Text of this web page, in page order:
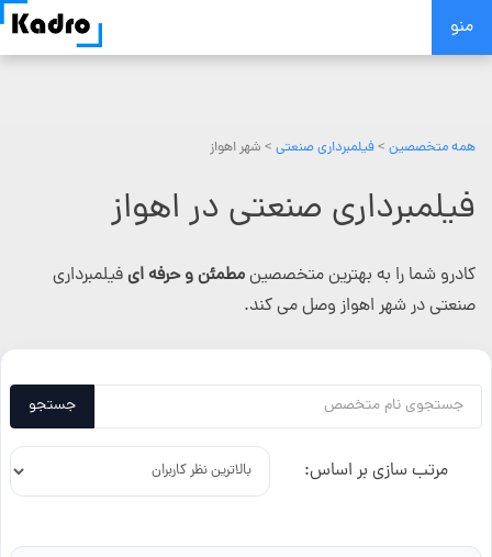
Skip
منو
همه متخصصین >فیلمبرداری صنعتی > شهر اهواز
فیلمبرداری صنعتی در اهواز
کادرو شما را به بهترین متخصصینمطمئن و حرفه ایفیلمبرداری
صنعتی در شهر اهواز وصل می کند.
جستجو
مرتب سازی بر اساس: